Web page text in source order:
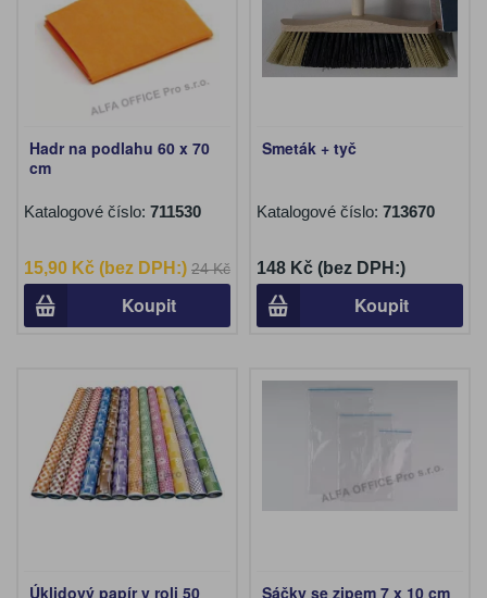
Hadr na podlahu 60 x 70
cm
Katalogové číslo: 711530
15,90 Kč (bez DPH:) 24 Kč
Koupit
Smeták + tyč
Katalogové číslo: 713670
148 Kč (bez DPH:)
Koupit
Úklidový papír v roli 50
Sáčky se zipem 7 x 10 cm